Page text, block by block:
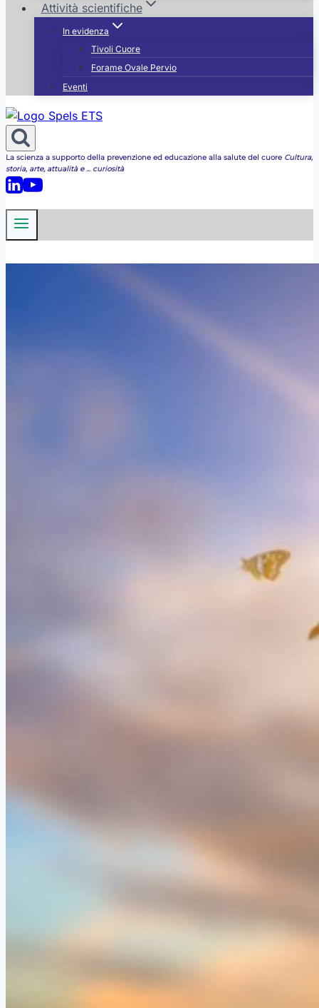
Attività scientifiche
In evidenza
Tivoli Cuore
Forame Ovale Pervio
Eventi
La scienza a supporto della prevenzione ed educazione alla salute del cuore Cultura,
storia, arte, attualità e ... curiosità